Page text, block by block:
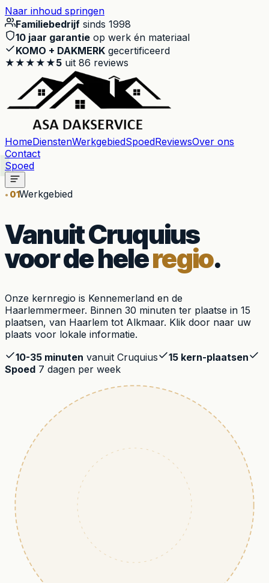
Naar inhoud springen
Familiebedrijf sinds 1998
10 jaar garantie op werk én materiaal
KOMO + DAKMERK gecertificeerd
★★★★★5 uit 86 reviews
HomeDienstenWerkgebiedSpoedReviewsOver ons
Contact
Spoed
01Werkgebied
Vanuit Cruquius
voor de heleregio.
Onze kernregio is Kennemerland en de
Haarlemmermeer. Binnen 30 minuten ter plaatse in 15
plaatsen, van Haarlem tot Alkmaar. Klik door naar uw
plaats voor lokale informatie.
10-35 minuten vanuit Cruquius
15 kern-plaatsen
Spoed 7 dagen per week